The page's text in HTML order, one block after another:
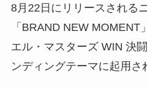
8月22日にリリースされる
「BRAND NEW
エル・マスターズ WIN 決
ンディングテーマに起用さ